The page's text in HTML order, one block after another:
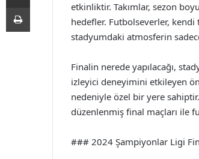
etkinliktir. Takımlar, sezon
hedefler. Futbolseverler, kendi
stadyumdaki atmosferin
Finalin nerede yapılacağı,
izleyici deneyimini etkileyen
nedeniyle özel bir yere
düzenlenmiş final maçları ile
### 2024 Şampiyonlar Ligi